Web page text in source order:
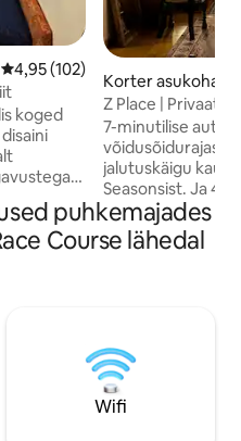
Keskmine hinnang 4,95/5, 102
4,95 (102)
koged
tundma
Korter asukohas
Z Place |
7-minutilise
võidusõidurajast.
jalutuskäigu
Seasonsist. Ja 4-
Regisesse,
INOXi kinodesse,
Bayroute'i ja kõigi
elamiseks. Kaks
koristavad,
pesevad pesu.
minutit kõigist
puhkemajades
Course lähedal
Wifi